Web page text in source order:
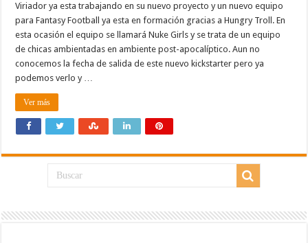
Viriador ya esta trabajando en su nuevo proyecto y un nuevo equipo
para Fantasy Football ya esta en formación gracias a Hungry Troll. En
esta ocasión el equipo se llamará Nuke Girls y se trata de un equipo
de chicas ambientadas en ambiente post-apocalíptico. Aun no
conocemos la fecha de salida de este nuevo kickstarter pero ya
podemos verlo y …
Ver más